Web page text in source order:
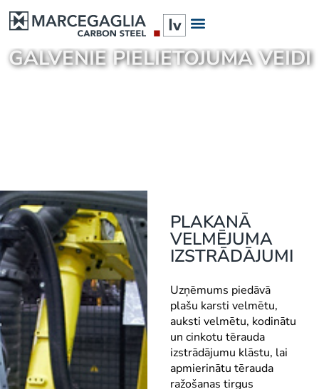
GALVENIE PIELIETOJUMA VEIDI
PLAKANĀ
VELMĒJUMA
IZSTRĀDĀJUMI
Uzņēmums piedāvā
plašu karsti velmētu,
auksti velmētu, kodinātu
un cinkotu tērauda
izstrādājumu klāstu, lai
apmierinātu tērauda
ražošanas tirgus